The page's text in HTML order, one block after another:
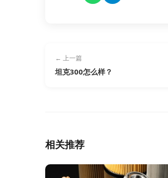
← 上一篇
坦克300怎么样？
相关推荐